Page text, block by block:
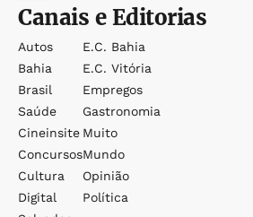
Canais e Editorias
Autos
Bahia
Brasil
Saúde
Cineinsite
Concursos
Cultura
Digital
E.c. Bahia
E.c. Vitória
Empregos
Gastronomia
Muito
Mundo
Opinião
Política